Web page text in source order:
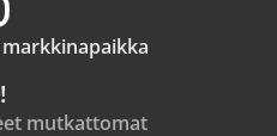
mutkattomat